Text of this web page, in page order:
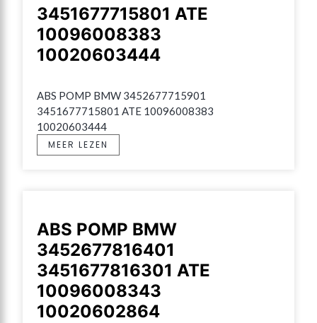
3451677715801 ATE
10096008383
10020603444
ABS POMP BMW 3452677715901
3451677715801 ATE 10096008383
10020603444
MEER LEZEN
ABS POMP BMW
3452677816401
3451677816301 ATE
10096008343
10020602864